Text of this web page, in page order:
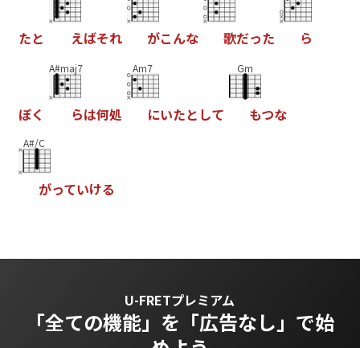
たと えばそれ がこんな 歌だった ら
ぼく
A#maj7
らは何処
Am7
にいたと して
Gm
もつな
A#/C
がっていける
U-FRETプレミアム
「全ての機能」を 「広告なし」で始